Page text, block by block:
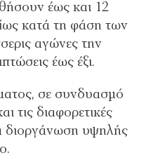
έως και 12
κατά τη φάση των
αγώνες την
έως έξι.
σε συνδυασμό
τις διαφορετικές
διοργάνωση υψηλής